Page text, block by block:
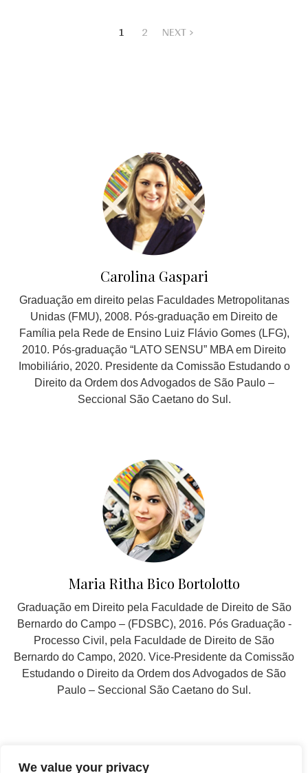
We value your privacy
1 2 NEXT
Carolina Gaspari
Graduação em direito pelas Faculdades Metropolitanas
Unidas (FMU), 2008. Pós-graduação em Direito de
Família pela Rede de Ensino Luiz Flávio Gomes (LFG),
2010. Pós-graduação “LATO SENSU” MBA em Direito
Imobiliário, 2020. Presidente da Comissão Estudando o
Direito da Ordem dos Advogados de São Paulo –
Seccional São Caetano do Sul.
Maria Ritha Bico Bortolotto
Graduação em Direito pela Faculdade de Direito de São
Bernardo do Campo – (FDSBC), 2016. Pós Graduação -
Processo Civil, pela Faculdade de Direito de São
Bernardo do Campo, 2020. Vice-Presidente da Comissão
Estudando o Direito da Ordem dos Advogados de São
Paulo – Seccional São Caetano do Sul.
SIGA EM NOSSAS REDES SOCIAIS